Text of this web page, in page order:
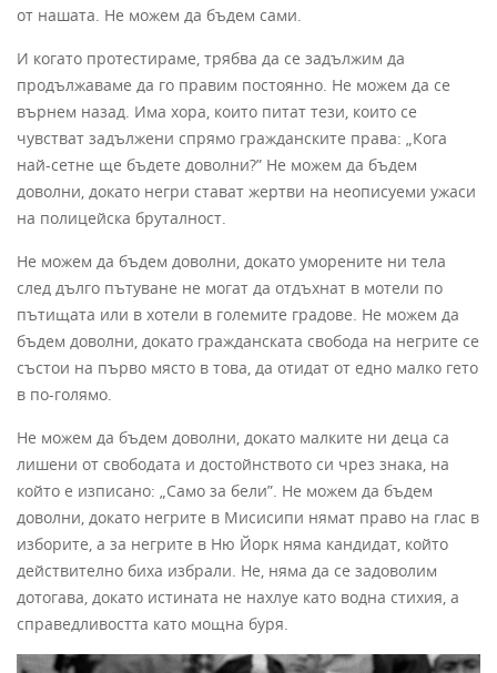
от нашата. Не можем да бъдем сами.
И когато протестираме, трябва да се задължим да
продължаваме да го правим постоянно. Не можем да се
върнем назад. Има хора, които питат тези, които се
чувстват задължени спрямо гражданските права: „Кога
най-сетне ще бъдете доволни?” Не можем да бъдем
доволни, докато негри стават жертви на неописуеми ужаси
на полицейска бруталност.
Не можем да бъдем доволни, докато уморените ни тела
след дълго пътуване не могат да отдъхнат в мотели по
пътищата или в хотели в големите градове. Не можем да
бъдем доволни, докато гражданската свобода на негрите се
състои на първо място в това, да отидат от едно малко гето
в по-голямо.
Не можем да бъдем доволни, докато малките ни деца са
лишени от свободата и достойнството си чрез знака, на
който е изписано: „Само за бели”. Не можем да бъдем
доволни, докато негрите в Мисисипи нямат право на глас в
изборите, а за негрите в Ню Йорк няма кандидат, който
действително биха избрали. Не, няма да се задоволим
дотогава, докато истината не нахлуе като водна стихия, а
справедливостта като мощна буря.